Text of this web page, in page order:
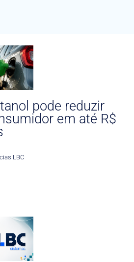
pode reduzir
em até R$
LBC